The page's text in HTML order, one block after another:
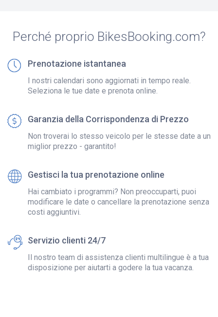
Perché proprio BikesBooking.com?
Prenotazione istantanea
I nostri calendari sono aggiornati in tempo reale.
Seleziona le tue date e prenota online.
Garanzia della Corrispondenza di Prezzo
Non troverai lo stesso veicolo per le stesse date a un
miglior prezzo - garantito!
Gestisci la tua prenotazione online
Hai cambiato i programmi? Non preoccuparti, puoi
modificare le date o cancellare la prenotazione senza
costi aggiuntivi.
Servizio clienti 24/7
Il nostro team di assistenza clienti multilingue è a tua
disposizione per aiutarti a godere la tua vacanza.